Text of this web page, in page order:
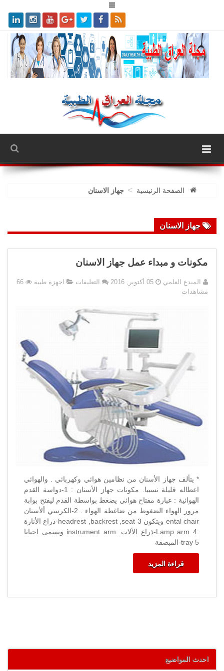
الصفحة الرئيسية > جهاز الاسنان
جهاز الاسنان
مكونات و مبداء عمل جهاز الاسنان
المبدع العلمي 05 أكتوبر, 2016 التعليقات على
عمل
جهاز
الاسنان
اجهزة طبية
66
مشاهدات
* يتألف جهاز الأسنان من نظامين هوائي وكهربائي . والهوائي
اعطاله قليلة نسبيا. مكونات جهاز الأسنان : 1-دواسة القدم
الهوائية : عبارة مفتاح هوائي يضغط بواسطة القدم ليفتح بوابة
مرور الهواء الضغوط من ضاغطة الهواء . 2-الكرسي ألأسنان
ental chair ويتكون headrest ,backrest ,seat 3-ذراع الأنارة
:Lamp arm 4-ذراع الألات :instrument arm ويسمى احيانا
tray 5-المبصقة
قراءة المزيد
احدث المواضيع